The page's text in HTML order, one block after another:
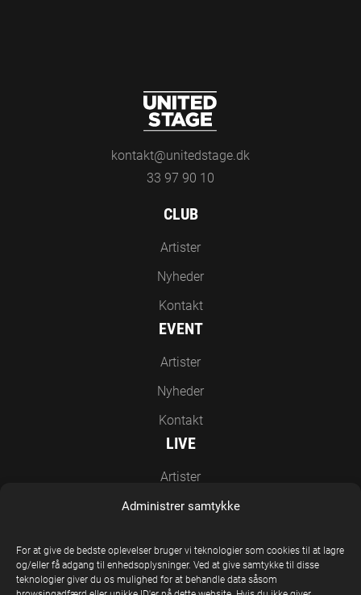
Administrer samtykke
For at give de bedste oplevelser bruger vi teknologier som cookies til at lagre
og/eller få adgang til enhedsoplysninger. Ved at give samtykke til disse
teknologier giver du os mulighed for at behandle data såsom
kontakt@unitedstage.dk
33 97 90 10
CLUB
Artister
Nyheder
Kontakt
EVENT
Artister
Nyheder
Kontakt
LIVE
Artister
Nyheder
EN DEL AF UNITED STAGE GROUP